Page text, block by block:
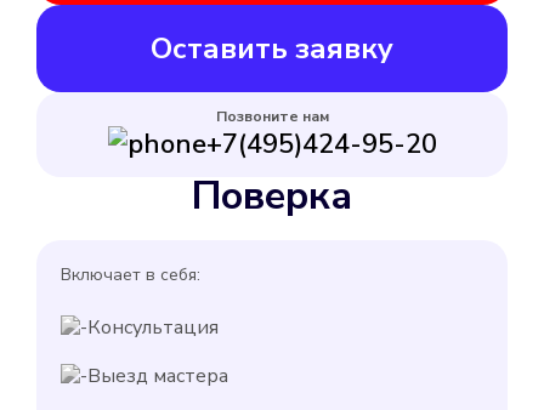
Поверка
Включает в себя:
Консультация
Выезд мастера
Оставить заявку
Позвоните нам
+7(495)424-95-20